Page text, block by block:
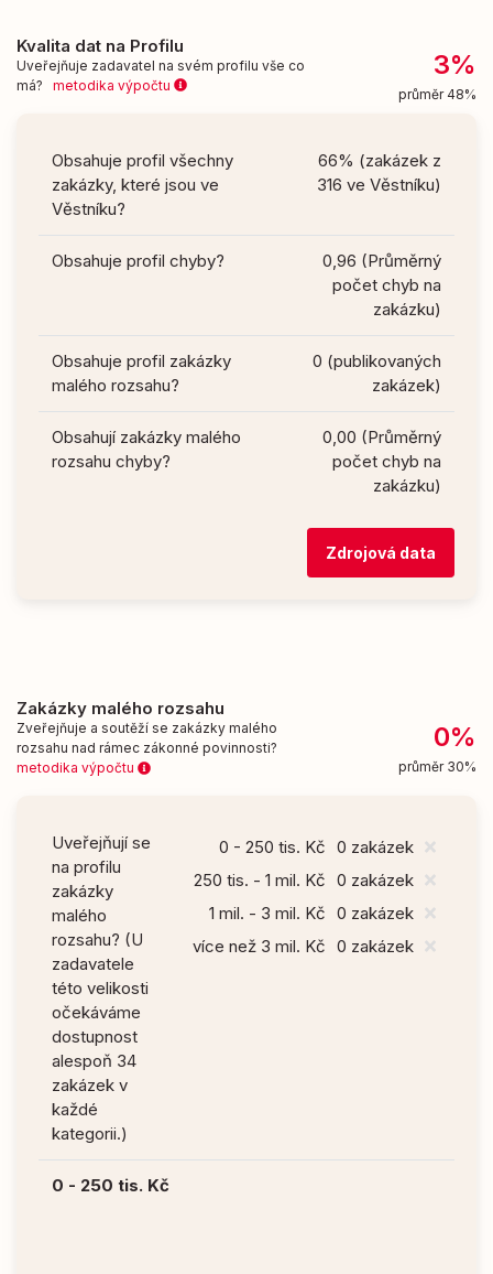
Kvalita dat na Profilu
Uveřejňuje zadavatel na svém profilu vše co
má? metodika výpočtu
3%
průměr 48%
Obsahuje profil všechny
zakázky, které jsou ve
Věstníku?
66% (zakázek z
316 ve Věstníku)
Obsahuje profil chyby?
0,96 (Průměrný
počet chyb na
zakázku)
Obsahuje profil zakázky
malého rozsahu?
0 (publikovaných
zakázek)
Obsahují zakázky malého
rozsahu chyby?
0,00 (Průměrný
počet chyb na
zakázku)
Zdrojová data
Zakázky malého rozsahu
Zveřejňuje a soutěží se zakázky malého
rozsahu nad rámec zákonné povinnosti?
metodika výpočtu
0%
průměr 30%
Uveřejňují se
na profilu
zakázky
malého
rozsahu? (U
zadavatele
této velikosti
očekáváme
dostupnost
alespoň 34
zakázek v
každé
kategorii.)
0 - 250 tis. Kč 0 zakázek
250 tis. - 1 mil. Kč 0 zakázek
1 mil. - 3 mil. Kč 0 zakázek
více než 3 mil. Kč 0 zakázek
0 - 250 tis. Kč